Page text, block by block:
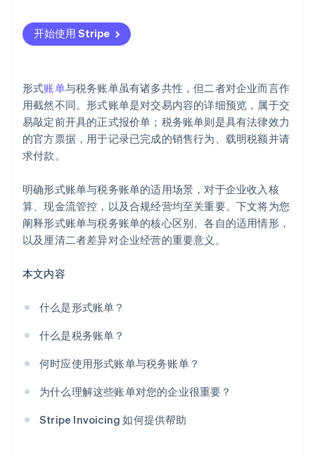
客户信心
税务和审计准备
开始使用 Stripe
形式账单与税务账单虽有诸多共性，但二者对企业而言作
用截然不同。形式账单是对交易内容的详细预览，属于交
易敲定前开具的正式报价单；税务账单则是具有法律效力
的官方票据，用于记录已完成的销售行为、载明税额并请
求付款。
明确形式账单与税务账单的适用场景，对于企业收入核
算、现金流管控，以及合规经营均至关重要。下文将为您
阐释形式账单与税务账单的核心区别、各自的适用情形，
以及厘清二者差异对企业经营的重要意义。
本文内容
什么是形式账单？
什么是税务账单？
何时应使用形式账单与税务账单？
为什么理解这些账单对您的企业很重要？
Stripe Invoicing 如何提供帮助